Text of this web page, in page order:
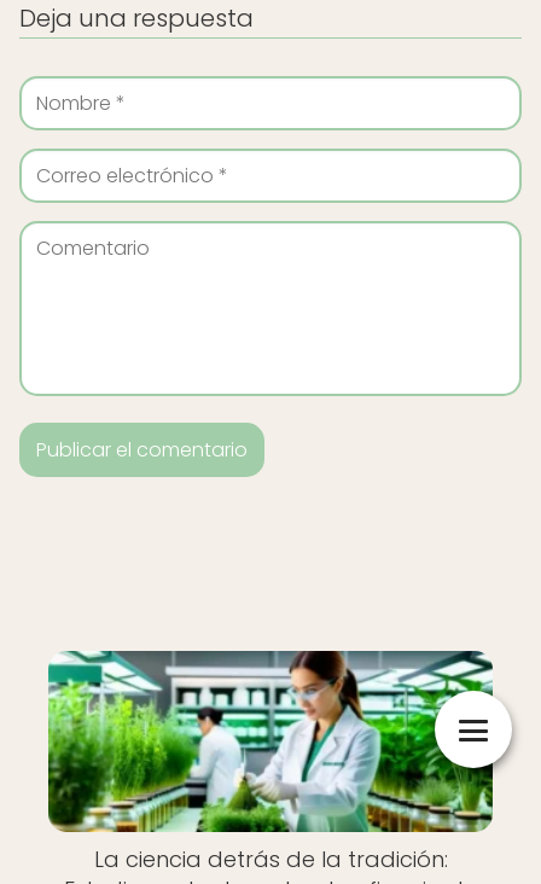
Deja una respuesta
La ciencia detrás de la tradición: